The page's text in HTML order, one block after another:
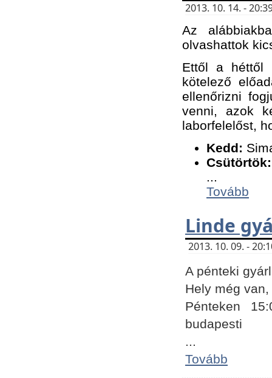
2013. 10. 14. -
Az
olvashattok
Ettől a héttől
kötelező
ellenőrizni
venni, azok
laborfelelőst,
Kedd:
Csütörtök:
...
Tovább
Linde
2013. 10. 09. -
A pénteki
Hely még
Pénteken
budapesti
...
Tovább